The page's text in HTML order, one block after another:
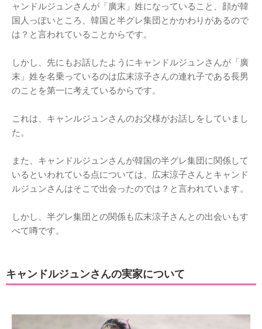
ャンドルジュンさんが「廣末」姓になっていること、顔が韓
国人っぽいところ、韓国と半グレ集団とかかわりがあるので
は？と言われていることからです。
しかし、先にもお話したようにキャンドルジュンさんが「廣
末」姓を名乗っているのは広末涼子さんの連れ子である長男
のことを第一に考えているからです。
これは、キャンルジュンさんのお父様がお話しをしていまし
た。
また、キャンドルジュンさんが韓国の半グレ集団に関係して
いるといわれている点については、広末涼子さんとキャンド
ルジュンさんはそこで出会ったのでは？と言われています。
しかし、半グレ集団との関係も広末涼子さんとの出会いもす
べて噂です。
キャンドルジュンさんの実家について